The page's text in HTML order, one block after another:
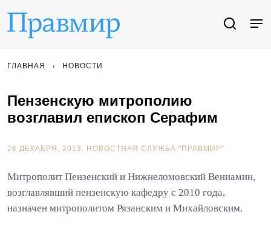
ГЛАВНАЯ НОВОСТИ
Пензенскую митрополию
возглавил епископ Серафим
26 ДЕКАБРЯ, 2013. НОВОСТНАЯ СЛУЖБА "ПРАВМИР"
Митрополит Пензенский и Нижнеломовский Вениамин,
возглавлявший пензенскую кафедру с 2010 года,
назначен митрополитом Рязанским и Михайловским.